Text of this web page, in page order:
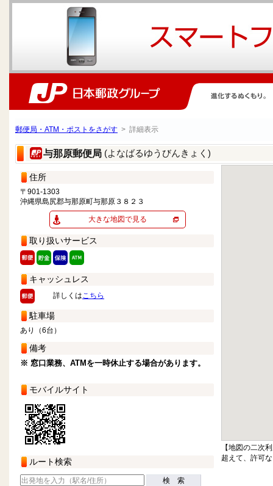
郵便局・ATM・ポストをさがす > 詳細表示
与那原郵便局 (よなばるゆうびんきょく)
住所
〒901-1303
沖縄県島尻郡与那原町与那原３８２３
大きな地図で見る
取り扱いサービス
キャッシュレス
詳しくはこちら
駐車場
あり（6台）
備考
※ 窓口業務、ATMを一時休止する場合があります。
モバイルサイト
ルート検索
検 索
【地図の二次
超えて、許可